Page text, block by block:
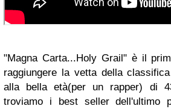
"Magna Carta...Holy Grail" è il
raggiungere la vetta della
alla bella età(per un rapper) di
troviamo i best seller dell'ultimo